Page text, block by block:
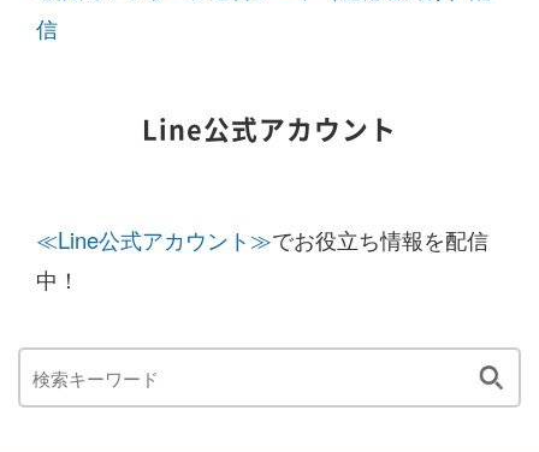
信
Line公式アカウント
≪Line公式アカウント≫でお役立ち情報を配信
中！